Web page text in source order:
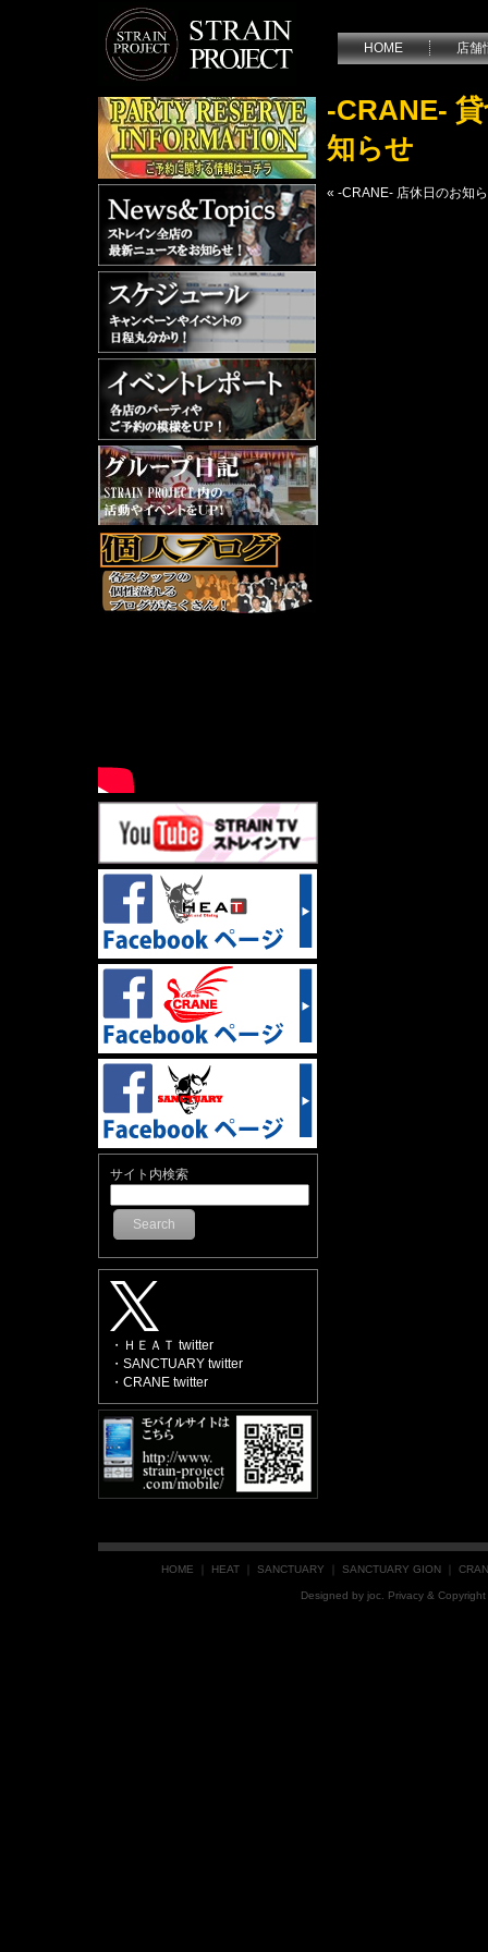
HOME 店舗
サイト内検索
Search
・ＨＥＡＴ twitter
・SANCTUARY twitter
・CRANE twitter
-CRANE-
知らせ
« -CRANE- 店休日のお知
HOME HEAT SANCTUARY SANCTUARY GION
Designed by joc . Privacy &